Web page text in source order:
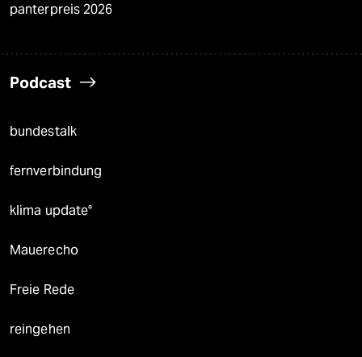
panterpreis 2026
Podcast
bundestalk
fernverbindung
klima update°
Mauerecho
Freie Rede
reingehen